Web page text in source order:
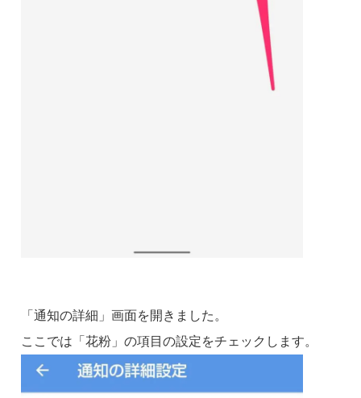
「通知の詳細」画面を開きました。
ここでは「花粉」の項目の設定をチェックします。